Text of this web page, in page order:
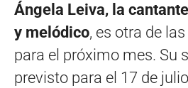
Ángela Leiva, la
y melódico, es otra de
para el próximo mes. Su
previsto para el 17 de